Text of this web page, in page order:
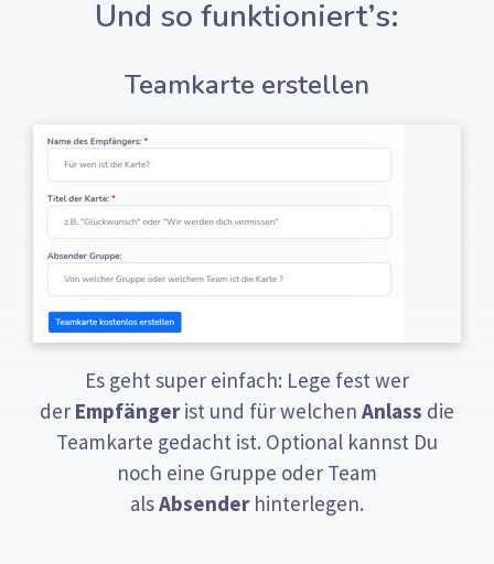
Und so funktioniert’s:
Teamkarte erstellen
Es geht super einfach: Lege fest wer
der Empfängerist und für welchen Anlass die
Teamkarte gedacht ist. Optional kannst Du
noch eine Gruppe oder Team
alsAbsenderhinterlegen.